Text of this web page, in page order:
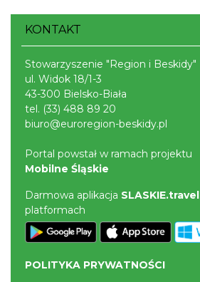
KONTAKT
Stowarzyszenie "Region i Beskidy"
ul. Widok 18/1-3
43-300 Bielsko-Biała
tel. (33) 488 89 20
biuro@euroregion-beskidy.pl
Portal powstał w ramach projektu
Mobilne Śląskie
Darmowa aplikacja SLASKIE.travel
platformach
POLITYKA PRYWATNOŚCI